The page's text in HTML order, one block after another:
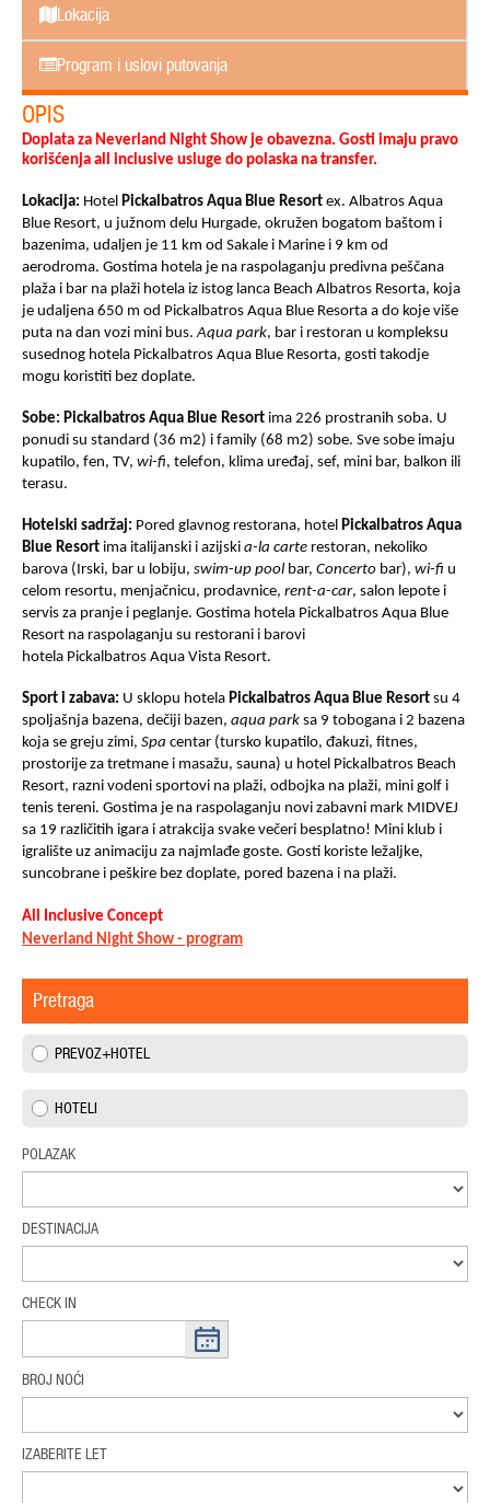
Lokacija
Program i uslovi putovanja
OPIS
Doplata za Neverland Night Show je obavezna. Gosti imaju pravo
korišćenja all inclusive usluge do polaska na transfer.
Lokacija: Hotel Pickalbatros Aqua Blue Resort ex. Albatros Aqua
Blue Resort, u južnom delu Hurgade, okružen bogatom baštom i
bazenima, udaljen je 11 km od Sakale i Marine i 9 km od
aerodroma. Gostima hotela je na raspolaganju predivna peščana
plaža i bar na plaži hotela iz istog lanca Beach Albatros Resorta, koja
je udaljena 650 m od Pickalbatros Aqua Blue Resorta a do koje više
puta na dan vozi mini bus.Aqua park, bar i restoran u kompleksu
susednog hotela Pickalbatros Aqua Blue Resorta, gosti takodje
mogu koristiti bez doplate.
Sobe: Pickalbatros Aqua Blue Resort ima 226 prostranih soba. U
ponudi su standard (36 m2) i family (68 m2) sobe. Sve sobe imaju
kupatilo, fen, TV, wi-fi, telefon, klima uređaj, sef, mini bar, balkon ili
terasu.
Hotelski sadržaj: Pored glavnog restorana, hotel Pickalbatros Aqua
Blue Resort ima italijanski i azijski a-la carte restoran, nekoliko
barova (Irski, bar u lobiju, swim-up pool bar, Concerto bar), wi-fi u
celom resortu, menjačnicu, prodavnice, rent-a-car, salon lepote i
servis za pranje i peglanje. Gostima hotela Pickalbatros Aqua Blue
Resort na raspolaganju su restorani i barovi
hotela Pickalbatros Aqua Vista Resort.
Sport i zabava: U sklopu hotela Pickalbatros Aqua Blue Resort su 4
spoljašnja bazena, dečiji bazen, aqua park sa 9 tobogana i 2 bazena
koja se greju zimi, Spa centar (tursko kupatilo, đakuzi, fitnes,
prostorije za tretmane i masažu, sauna) u hotel Pickalbatros Beach
Resort, razni vodeni sportovi na plaži, odbojka na plaži, mini golf i
tenis tereni. Gostima je na raspolaganju novi zabavni mark MIDVEJ
sa 19 različitih igara i atrakcija svake večeri besplatno! Mini klub i
igralište uz animaciju za najmlađe goste. Gosti koriste ležaljke,
suncobrane i peškire bez doplate, pored bazena i na plaži.
All Inclusive Concept
Neverland Night Show - program
Pretraga
PREVOZ+HOTEL
HOTELI
POLAZAK
DESTINACIJA
CHECK IN
BROJ NOĆI
IZABERITE LET